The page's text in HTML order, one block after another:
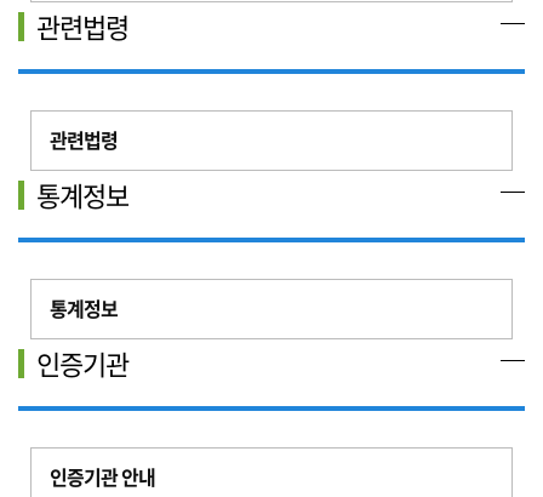
관련법령
관련법령
통계정보
통계정보
인증기관
인증기관 안내